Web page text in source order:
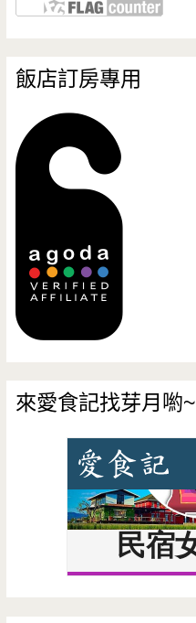
飯店訂房專用
來愛食記找芽月喲~